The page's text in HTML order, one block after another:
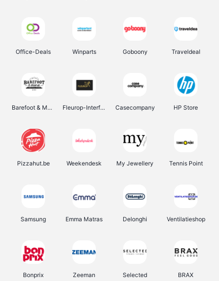
Office-Deals Winparts Goboony Traveldeal
Barefoot & More Fleurop-Interflora Casecompany HP Store
Pizzahut.be Weekendesk My Jewellery Tennis Point
Samsung Emma Matras Delonghi Ventilatieshop
Bonprix Zeeman Selected BRAX